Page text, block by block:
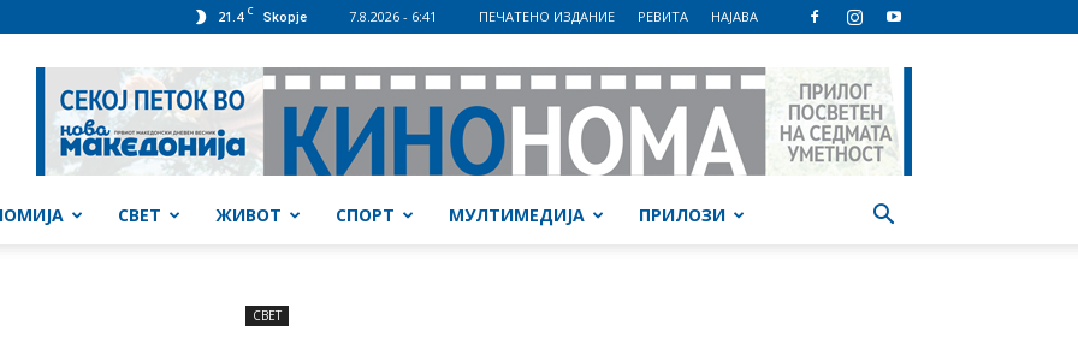
21.4 C Skopje 7.8.2026 - 6:41 ПЕЧАТЕНО ИЗДАНИЕ РЕВИТА НАЈАВА
СВЕТ ЖИВОТ СПОРТ МУЛТИМЕДИЈА ПРИЛОЗИ
СВЕТ